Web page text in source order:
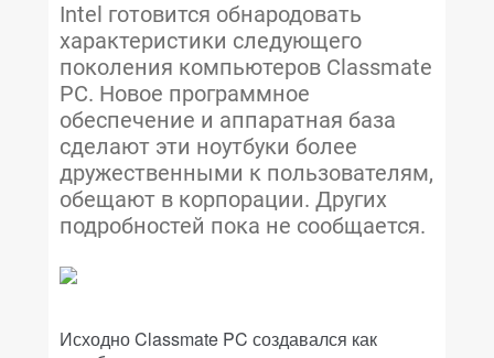
Intel готовится обнародовать
характеристики следующего
поколения компьютеров Classmate
PC. Новое программное
обеспечение и аппаратная база
сделают эти ноутбуки более
дружественными к пользователям,
обещают в корпорации. Других
подробностей пока не сообщается.
Исходно Classmate PC создавался как